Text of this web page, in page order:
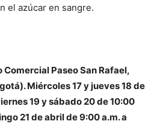
el azúcar en sangre.
Comercial Paseo San Rafael,
Miércoles 17 y jueves 18 de
19 y sábado 20 de 10:00
21 de abril de 9:00 a.m. a